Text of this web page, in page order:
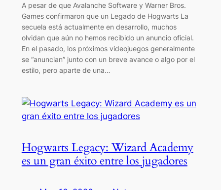
A pesar de que Avalanche Software y Warner Bros.
Games confirmaron que un Legado de Hogwarts La
secuela está actualmente en desarrollo, muchos
olvidan que aún no hemos recibido un anuncio oficial.
En el pasado, los próximos videojuegos generalmente
se “anuncian” junto con un breve avance o algo por el
estilo, pero aparte de una…
Hogwarts Legacy: Wizard Academy
es un gran éxito entre los jugadores